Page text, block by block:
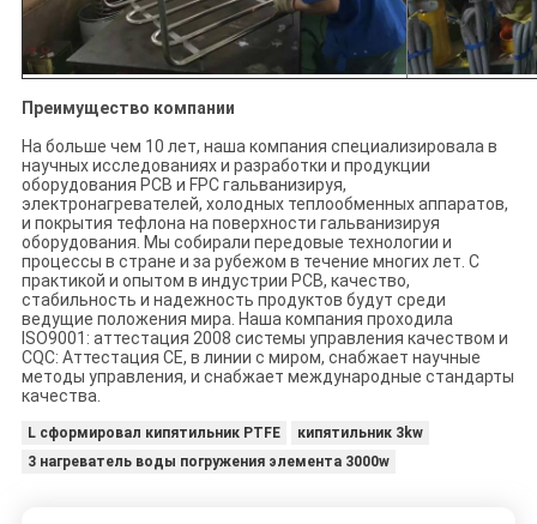
Преимущество компании
На больше чем 10 лет, наша компания специализировала в
научных исследованиях и разработки и продукции
оборудования PCB и FPC гальванизируя,
электронагревателей, холодных теплообменных аппаратов,
и покрытия тефлона на поверхности гальванизируя
оборудования. Мы собирали передовые технологии и
процессы в стране и за рубежом в течение многих лет. С
практикой и опытом в индустрии PCB, качество,
стабильность и надежность продуктов будут среди
ведущие положения мира. Наша компания проходила
ISO9001: аттестация 2008 системы управления качеством и
CQC: Аттестация CE, в линии с миром, снабжает научные
методы управления, и снабжает международные стандарты
качества.
L сформировал кипятильник PTFE
кипятильник 3kw
3 нагреватель воды погружения элемента 3000w